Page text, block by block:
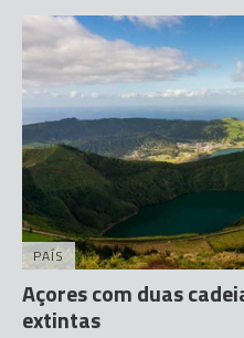
PAÍS
Açores com duas
extintas